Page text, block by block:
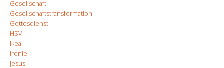
Gesellschaft
Gesellschaftstransformation
Gottesdienst
HSV
Ikea
Ironie
Jesus